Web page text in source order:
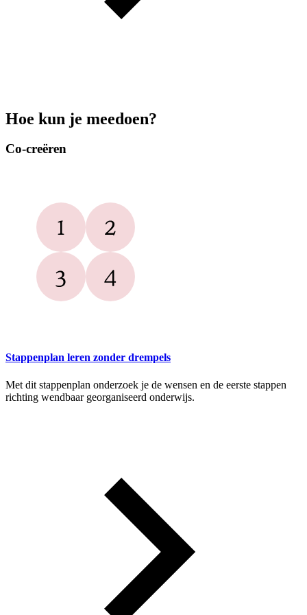
Hoe kun je meedoen?
Co-creëren
Stappenplan leren zonder drempels
Met dit stappenplan onderzoek je de wensen en de eerste stappen
richting wendbaar georganiseerd onderwijs.